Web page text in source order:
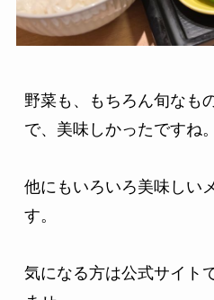
野菜も、もちろん旬なも
で、美味しかったですね。
他にもいろいろ美味しい
す。
気になる方は公式サイト